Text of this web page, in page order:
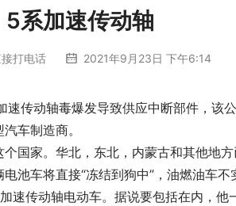
5系加速传动轴
打电话 2021年9月23日 下午6:14
速传动轴毒爆发导致供应中断部件，该
车制造商。
国家。华北，东北，内蒙古和其他地
池车将直接“冻结到狗中”，油燃油车
速传动轴电动车。据说要包括在内，